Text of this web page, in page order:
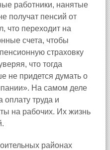
работники, нанятые
получат пенсий от
что переходит на
счета, чтобы
страховку
что тогда
не придется думать о
На самом деле
труда и
на рабочих. Их жизнь
районах